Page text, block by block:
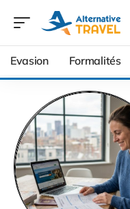
Evasion Formalités